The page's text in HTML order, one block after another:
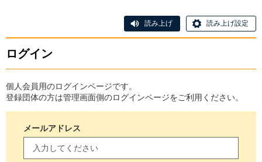
読み上げ 読み上げ設定
ログイン
個人会員用のログインページです。
登録団体の方は管理画面側のログインページをご利用ください。
メールアドレス